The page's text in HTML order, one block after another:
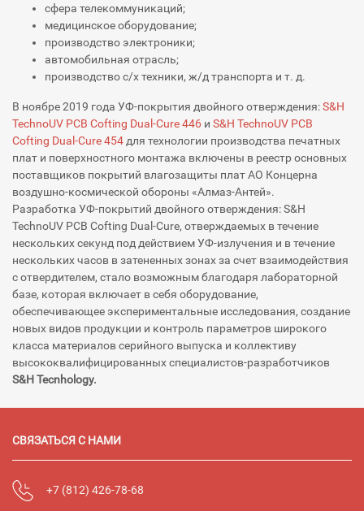
сфера телекоммуникаций;
медицинское оборудование;
производство электроники;
автомобильная отрасль;
производство с/х техники, ж/д транспорта и т. д.
В ноябре 2019 года УФ-покрытия двойного отверждения:S&H
TechnoUV PCB Cofting Dual-Cure 446 и S&H TechnoUV PCB
Cofting Dual-Cure 454 для технологии производства печатных
плат и поверхностного монтажа включены в реестр основных
поставщиков покрытий влагозащиты плат АО Концерна
воздушно-космической обороны «Алмаз-Антей».
Разработка УФ-покрытий двойного отверждения: S&H
TechnoUV PCB Cofting Dual-Cure, отверждаемых в течение
нескольких секунд под действием УФ-излучения и в течение
нескольких часов в затененных зонах за счет взаимодействия
с отвердителем, стало возможным благодаря лабораторной
базе, которая включает в себя оборудование,
обеспечивающее экспериментальные исследования, создание
новых видов продукции и контроль параметров широкого
класса материалов серийного выпуска и коллективу
высококвалифицированных специалистов-разработчиков
S&H Tecnhology.
СВЯЗАТЬСЯ С НАМИ
+7 (812) 426-78-68